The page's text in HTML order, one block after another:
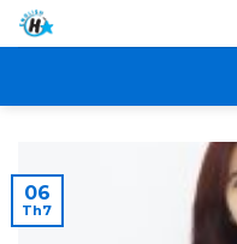
Skip
to
06
Th7